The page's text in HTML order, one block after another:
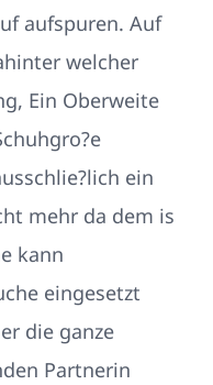
aufspuren. Auf
welcher
Ein Oberweite
ein
mehr da dem is
kann
eingesetzt
die ganze
Partnerin